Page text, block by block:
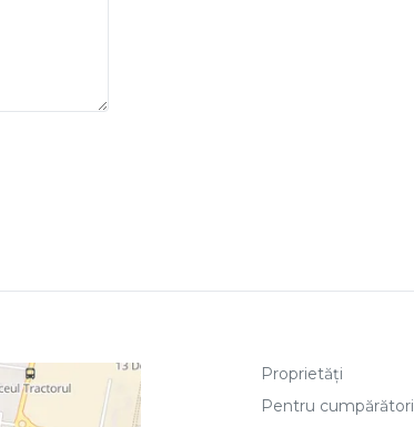
Proprietăți
Pentru cumpărători